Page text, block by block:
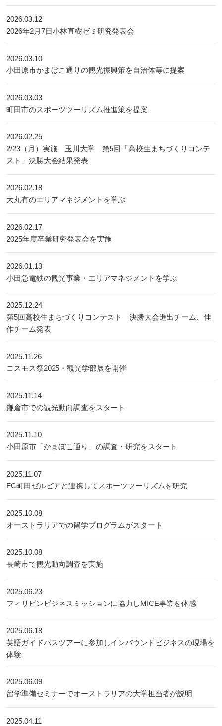
2026.03.12
2026年2月7日小林直樹ゼミ研究発表会
2026.03.10
小田原市かまぼこ通りの観光振興策を自治体等に提案
2026.03.03
町田市のスポーツツーリズム推進策を提案
2026.02.25
2/23（月）実施 玉川大学 第5回「高校生まちづくりコンテ
スト」決勝大会結果発表
2026.02.18
大丸有のエリアマネジメントを学ぶ
2026.02.17
2025年度卒業研究発表会を実施
2026.01.13
小田急電鉄の観光事業・エリアマネジメントを学ぶ
2025.12.24
第5回高校生まちづくりコンテスト 決勝大会進出チーム、佳
作チーム発表
2025.11.26
コスモス祭2025・観光学部展を開催
2025.11.14
鎌倉市での観光動向調査をスタート
2025.11.10
小田原市「かまぼこ通り」の調査・研究をスタート
2025.11.07
FC町田ゼルビアと連携してスポーツツーリズムを研究
2025.10.08
オーストラリアでの留学プログラムがスタート
2025.10.08
長崎市で観光動向調査を実施
2025.06.23
フィリピンビジネスミッションに協力しMICE事業を体感
2025.06.18
英語ガイドバスツアーに参加しインバウンドビジネスの現場を
体験
2025.06.09
留学準備セミナーでオーストラリアの大学担当者が説明
2025.04.11